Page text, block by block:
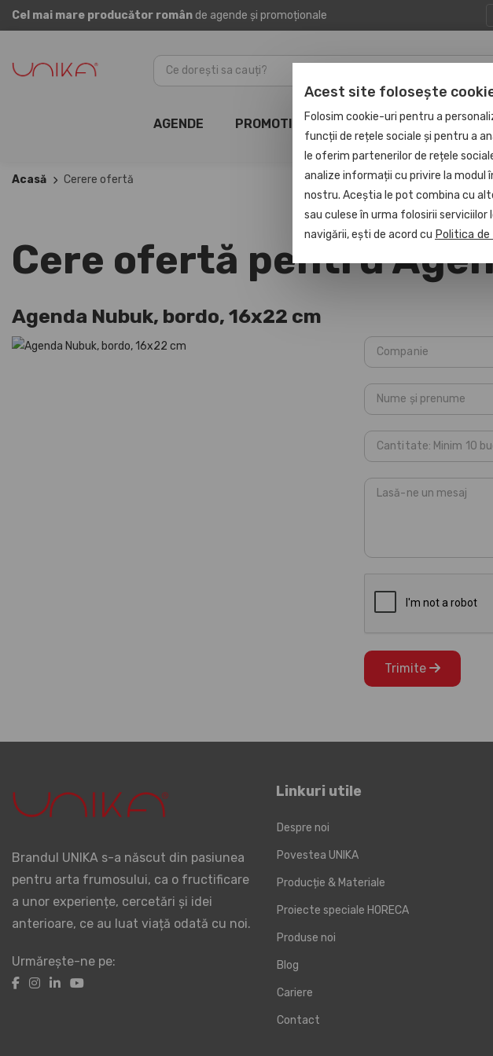
Cel mai mare producător român de agende și promoționale
AGENDE PROMOTIONALE HAPP:EN
Acasă Cerere ofertă
Cere ofertă pentru
Agenda Nubuk, bordo, 16x22 cm
Trimite
Brandul UNIKA s-a născut din pasiunea
pentru arta frumosului, ca o fructificare
a unor experiențe, cercetări și idei
anterioare, ce au luat viață odată cu noi.
Urmărește-ne pe:
Linkuri utile
Despre noi
Povestea UNIKA
Producție & Materiale
Proiecte speciale HORECA
Produse noi
Blog
Cariere
Contact
Acest site folosește
Folosim cookie-uri pentru a
funcții de rețele sociale și pentru a
le oferim partenerilor de rețele
analize informații cu privire la modul
nostru. Aceștia le pot combina cu
sau culese în urma folosirii serviciilor
navigării, ești de acord cu Politica de